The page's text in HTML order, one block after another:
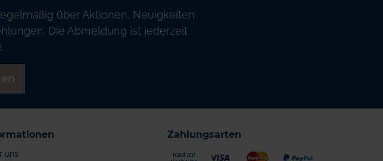
über Aktionen, Neuigkeiten
Die Abmeldung ist jederzeit
uns
Zahlungsarten